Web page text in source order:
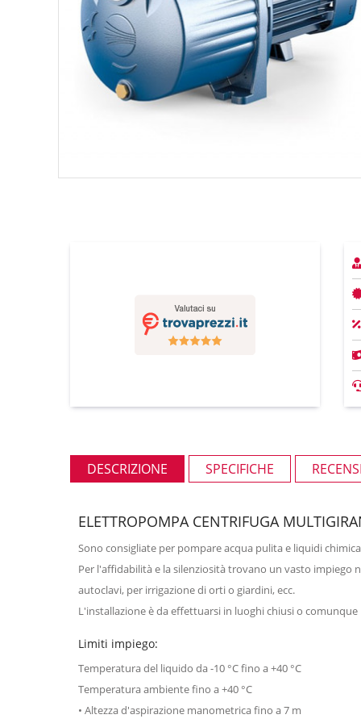
DESCRIZIONE SPECIFICHE
ELETTROPOMPA CENTRIFUGA
Sono consigliate per pompare acqua pulita e liquidi
Per l'affidabilità e la silenziosità trovano un vasto
autoclavi, per irrigazione di orti o giardini, ecc.
L'installazione è da effettuarsi in luoghi chiusi o
Limiti impiego:
Temperatura del liquido da -10 °C fino a +40 °C
Temperatura ambiente fino a +40 °C
• Altezza d'aspirazione manometrica fino a 7 m